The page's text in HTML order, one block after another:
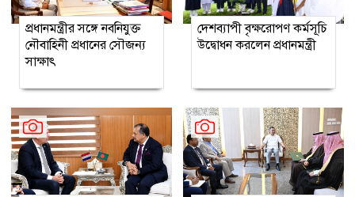
প্রধানমন্ত্রীর সঙ্গে নবনিযুক্ত
নৌবাহিনী প্রধানের সৌজন্য
সাক্ষাৎ
দেশব্যাপী বৃক্ষরোপণ কর্মসূচি
উদ্বোধন করলেন প্রধানমন্ত্রী